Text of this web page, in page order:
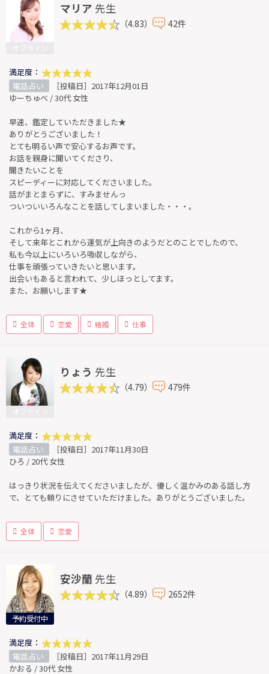
マリア 先生
（4.83） 42件
満足度：
電話占い
［投稿日］2017年12月01日
ゆーちゅべ / 30代 女性
早速、鑑定していただきました★
ありがとうございました！
とても明るい声で安心するお声です。
お話を親身に聞いてくださり、
聞きたいことを
スピーディーに対応してくださいました。
話がまとまらずに、すみませんっ
ついついいろんなことを話してしまいました・・・。
これから1ヶ月、
そして来年とこれから運気が上向きのようだとのことでしたので、
私も今以上にいろいろ吸収しながら、
仕事を頑張っていきたいと思います。
出会いもあると言われて、少しほっとしてます。
また、お願いします★
全体 恋愛 結婚 仕事
りょう 先生
（4.79） 479件
満足度：
電話占い
［投稿日］2017年11月30日
ひろ / 20代 女性
はっきり状況を伝えてくださいましたが、優しく温かみのある話し方
で、とても頼りにさせていただけました。ありがとうございました。
全体 恋愛
予約受付中
安沙蘭 先生
（4.89） 2652件
満足度：
電話占い
［投稿日］2017年11月29日
かおる / 30代 女性